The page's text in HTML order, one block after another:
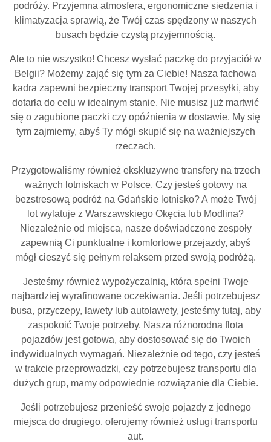
podróży. Przyjemna atmosfera, ergonomiczne siedzenia i
klimatyzacja sprawią, że Twój czas spędzony w naszych
busach będzie czystą przyjemnością.
Ale to nie wszystko! Chcesz wysłać paczkę do przyjaciół w
Belgii? Możemy zająć się tym za Ciebie! Nasza fachowa
kadra zapewni bezpieczny transport Twojej przesyłki, aby
dotarła do celu w idealnym stanie. Nie musisz już martwić
się o zagubione paczki czy opóźnienia w dostawie. My się
tym zajmiemy, abyś Ty mógł skupić się na ważniejszych
rzeczach.
Przygotowaliśmy również ekskluzywne transfery na trzech
ważnych lotniskach w Polsce. Czy jesteś gotowy na
bezstresową podróż na Gdańskie lotnisko? A może Twój
lot wylatuje z Warszawskiego Okęcia lub Modlina?
Niezależnie od miejsca, nasze doświadczone zespoły
zapewnią Ci punktualne i komfortowe przejazdy, abyś
mógł cieszyć się pełnym relaksem przed swoją podróżą.
Jesteśmy również wypożyczalnią, która spełni Twoje
najbardziej wyrafinowane oczekiwania. Jeśli potrzebujesz
busa, przyczepy, lawety lub autolawety, jesteśmy tutaj, aby
zaspokoić Twoje potrzeby. Nasza różnorodna flota
pojazdów jest gotowa, aby dostosować się do Twoich
indywidualnych wymagań. Niezależnie od tego, czy jesteś
w trakcie przeprowadzki, czy potrzebujesz transportu dla
dużych grup, mamy odpowiednie rozwiązanie dla Ciebie.
Jeśli potrzebujesz przenieść swoje pojazdy z jednego
miejsca do drugiego, oferujemy również usługi transportu
aut.